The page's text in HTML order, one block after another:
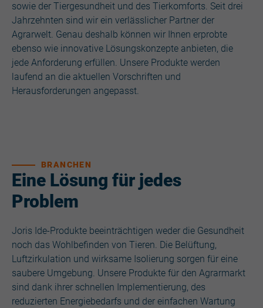
sowie der Tiergesundheit und des Tierkomforts. Seit drei
Jahrzehnten sind wir ein verlässlicher Partner der
Agrarwelt. Genau deshalb können wir Ihnen erprobte
ebenso wie innovative Lösungskonzepte anbieten, die
jede Anforderung erfüllen. Unsere Produkte werden
laufend an die aktuellen Vorschriften und
Herausforderungen angepasst.
Eine Lösung für jedes
Problem
BRANCHEN
Joris Ide-Produkte beeinträchtigen weder die Gesundheit
noch das Wohlbefinden von Tieren. Die Belüftung,
Luftzirkulation und wirksame Isolierung sorgen für eine
saubere Umgebung. Unsere Produkte für den Agrarmarkt
sind dank ihrer schnellen Implementierung, des
reduzierten Energiebedarfs und der einfachen Wartung